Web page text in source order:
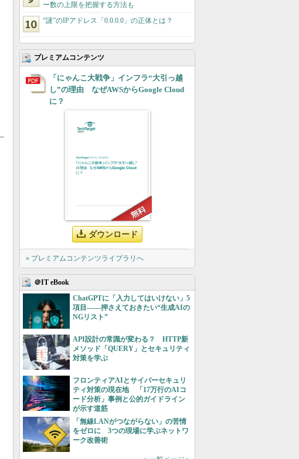
ー数の上限を把握する方法も
“謎”のIPアドレス「0.0.0.0」の正体とは？
プレミアムコンテンツ
「にゃんこ大戦争」インフラ“大引っ越
し”の理由 なぜAWSからGoogle Cloud
に？
ダウンロード
» プレミアムコンテンツライブラリへ
＠IT eBook
ChatGPTに「入力してはいけない」5
項目――押さえておきたい“生成AIの
NGリスト”
API設計の常識が変わる？ HTTP新
メソッド「QUERY」とセキュリティ
対策を学ぶ
フロンティアAIとサイバーセキュリ
ティ対策の現在地 「17万行のAIコ
ード分析」事例と公的ガイドライン
が示す道筋
「無線LANがつながらない」の苦情
をゼロに 3つの現場に学ぶネットワ
ーク改善術